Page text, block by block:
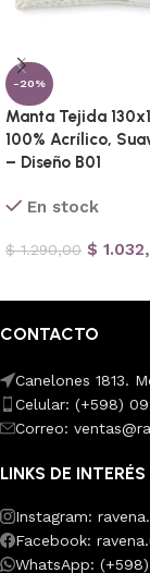
-20%
Manta Tejida
100% Acrílico,
– Diseño B01
En stock
$1.290,00 $
CONTACTO
Canelones 1813.
Celular: (+598)
Correo:
LINKS DE INTERÉS
Instagram:
Facebook:
WhatsApp: